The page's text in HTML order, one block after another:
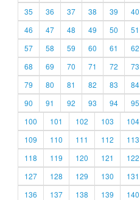
35
36 37 38 39 40
46
47 48 49 50 51
57
58 59 60 61 62
68
69 70 71 72 73
79
80 81 82 83 84
90
91 92 93 94 95
100
101 102 103 104
109
110 111 112 113
118
119 120 121 122
127
128 129 130 131
136
137 138 139 140